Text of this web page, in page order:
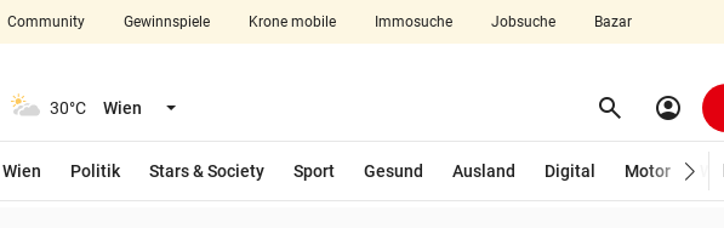
closeSchließen
arrow_right
Community Gewinnspiele Krone mobile Immosuche Jobsuche Bazar
30°C Wien Menü aufklappen search Suchen
account_circle
Wien Politik Stars & Society Sport Gesund Ausland Digital Motor